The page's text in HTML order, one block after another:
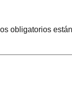
obligatorios